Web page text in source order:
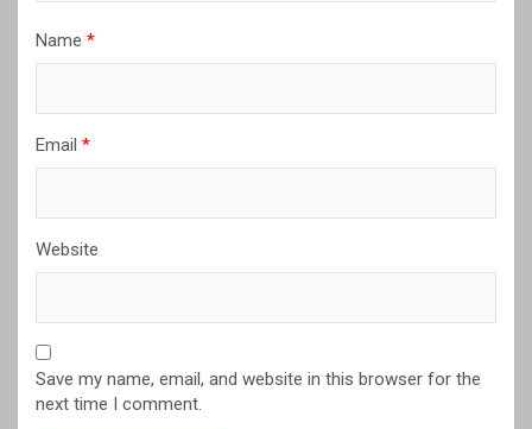
Name *
Email *
Website
Save my name, email, and website in this browser for the
next time I comment.